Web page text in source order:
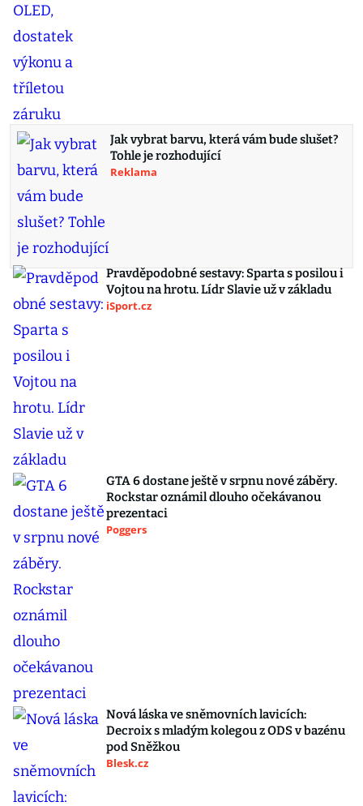
Jak vybrat barvu, která vám bude slušet?
Tohle je rozhodující
Reklama
Pravděpodobné sestavy: Sparta s posilou i
Vojtou na hrotu. Lídr Slavie už v základu
iSport.cz
GTA 6 dostane ještě v srpnu nové záběry.
Rockstar oznámil dlouho očekávanou
prezentaci
Poggers
Nová láska ve sněmovních lavicích:
Decroix s mladým kolegou z ODS v bazénu
pod Sněžkou
Blesk.cz